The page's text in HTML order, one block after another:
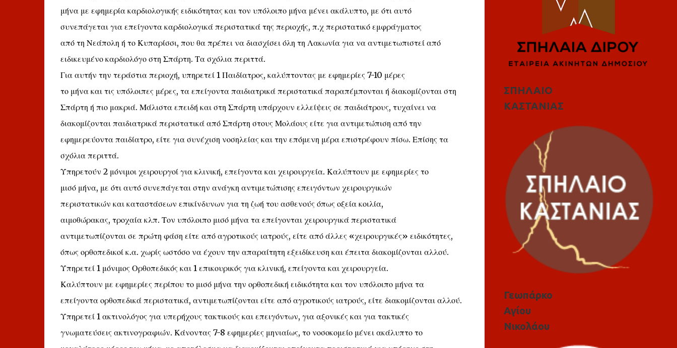
μήνα με εφημερία καρδιολογικής ειδικότητας και τον υπόλοιπο μήνα μένει ακάλυπτο, με ότι αυτό
συνεπάγεται για επείγοντα καρδιολογικά περιστατικά της περιοχής, π.χ περιστατικό εμφράγματος
από τη Νεάπολη ή το Κυπαρίσσι, που θα πρέπει να διασχίσει όλη τη Λακωνία για να αντιμετωπιστεί από
ειδικευμένο καρδιολόγο στη Σπάρτη. Τα σχόλια περιττά.
Για αυτήν την τεράστια περιοχή, υπηρετεί 1 Παιδίατρος, καλύπτοντας με εφημερίες 7-10 μέρες
το μήνα και τις υπόλοιπες μέρες, τα επείγοντα παιδιατρικά περιστατικά παραπέμπονται ή διακομίζονται στη
Σπάρτη ή πιο μακριά. Μάλιστα επειδή και στη Σπάρτη υπάρχουν ελλείψεις σε παιδιάτρους, τυχαίνει να
διακομίζονται παιδιατρικά περιστατικά από Σπάρτη στους Μολάους είτε για αντιμετώπιση από την
εφημερεύοντα παιδίατρο, είτε για συνέχιση νοσηλείας και την επόμενη μέρα επιστρέφουν πίσω. Επίσης τα
σχόλια περιττά.
Υπηρετούν 2 μόνιμοι χειρουργοί για κλινική, επείγοντα και χειρουργεία. Καλύπτουν με εφημερίες το
μισό μήνα, με ότι αυτό συνεπάγεται στην ανάγκη αντιμετώπισης επειγόντων χειρουργικών
περιστατικών και καταστάσεων επικίνδυνων για τη ζωή του ασθενούς όπως οξεία κοιλία,
αιμοθώρακας, τροχαία κλπ. Τον υπόλοιπο μισό μήνα τα επείγονται χειρουργικά περιστατικά
αντιμετωπίζονται σε πρώτη φάση είτε από αγροτικούς ιατρούς, είτε από άλλες «χειρουργικές» ειδικότητες,
όπως ορθοπεδικοί κ.α. χωρίς ωστόσο να έχουν την απαραίτητη εξειδίκευση και έπειτα διακομίζονται αλλού.
Υπηρετεί 1 μόνιμος Ορθοπεδικός και 1 επικουρικός για κλινική, επείγοντα και χειρουργεία.
Καλύπτουν με εφημερίες περίπου το μισό μήνα την ορθοπεδική ειδικότητα και τον υπόλοιπο μήνα τα
επείγοντα ορθοπεδικά περιστατικά, αντιμετωπίζονται είτε από αγροτικούς ιατρούς, είτε διακομίζονται αλλού.
Υπηρετεί 1 ακτινολόγος για υπερήχους τακτικούς και επειγόντων, για αξονικές και για τακτικές
γνωματεύσεις ακτινογραφιών. Κάνοντας 7-8 εφημερίες μηνιαίως, το νοσοκομείο μένει ακάλυπτο το
ΣΠΗΛΑΙΟ
ΚΑΣΤΑΝΙΑΣ
Γεωπάρκο
Αγίου
Νικολάου